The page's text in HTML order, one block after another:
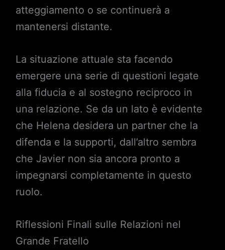
atteggiamento o se continuerà a
mantenersi distante.
La situazione attuale sta facendo
emergere una serie di questioni legate
alla fiducia e al sostegno reciproco in
una relazione. Se da un lato è evidente
che Helena desidera un partner che la
difenda e la supporti, dall’altro sembra
che Javier non sia ancora pronto a
impegnarsi completamente in questo
ruolo.
Riflessioni Finali sulle Relazioni nel
Grande Fratello